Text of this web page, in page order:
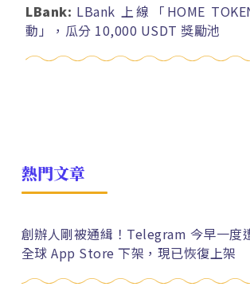
LBank: LBank 上線「HOME
動」，瓜分 10,000 USDT 獎勵池
熱門文章
創辦人剛被通緝！Telegram 今早一度
全球 App Store 下架，現已恢復上架